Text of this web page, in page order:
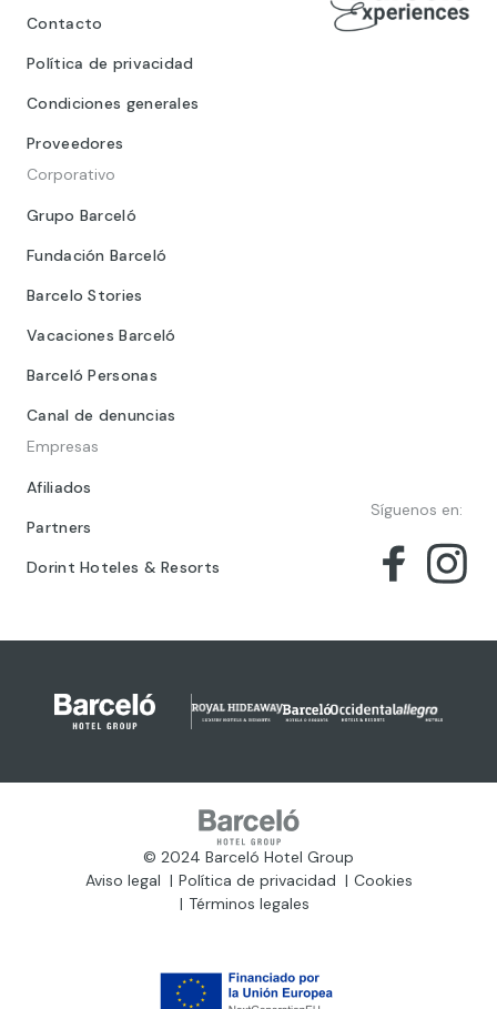
Contacto
Política de privacidad
Condiciones generales
Proveedores
Corporativo
Grupo Barceló
Fundación Barceló
Barcelo Stories
Vacaciones Barceló
Barceló Personas
Canal de denuncias
Empresas
Afiliados
Partners
Dorint Hoteles & Resorts
Síguenos en:
© 2024 Barceló Hotel Group
Aviso legal
Política de privacidad
Cookies
Términos legales